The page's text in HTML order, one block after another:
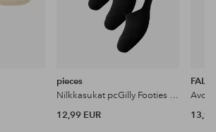
pieces
Nilkkasukat pcGilly Footies 4 kpl
12,99 EUR
13,90